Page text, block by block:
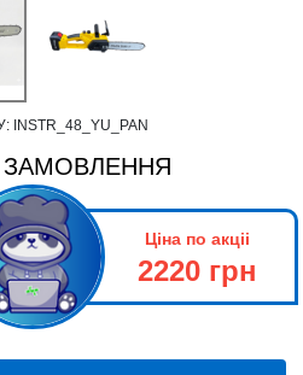
INSTR_48_YU_PAN
Ціна по акціі
2220 грн